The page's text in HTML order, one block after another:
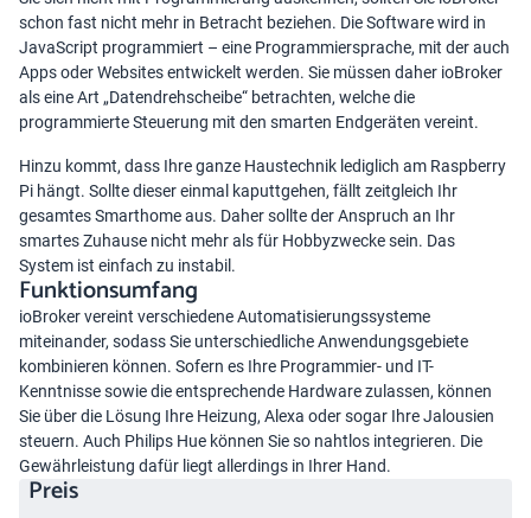
schon fast nicht mehr in Betracht beziehen. Die Software wird in
JavaScript programmiert – eine Programmiersprache, mit der auch
Apps oder Websites entwickelt werden. Sie müssen daher ioBroker
als eine Art „Datendrehscheibe“ betrachten, welche die
programmierte Steuerung mit den smarten Endgeräten vereint.
Hinzu kommt, dass Ihre ganze Haustechnik lediglich am Raspberry
Pi hängt. Sollte dieser einmal kaputtgehen, fällt zeitgleich Ihr
gesamtes Smarthome aus. Daher sollte der Anspruch an Ihr
smartes Zuhause nicht mehr als für Hobbyzwecke sein. Das
System ist einfach zu instabil.
Funktionsumfang
ioBroker vereint verschiedene Automatisierungssysteme
miteinander, sodass Sie unterschiedliche Anwendungsgebiete
kombinieren können. Sofern es Ihre Programmier- und IT-
Kenntnisse sowie die entsprechende Hardware zulassen, können
Sie über die Lösung Ihre Heizung, Alexa oder sogar Ihre Jalousien
steuern. Auch Philips Hue können Sie so nahtlos integrieren. Die
Gewährleistung dafür liegt allerdings in Ihrer Hand.
Preis